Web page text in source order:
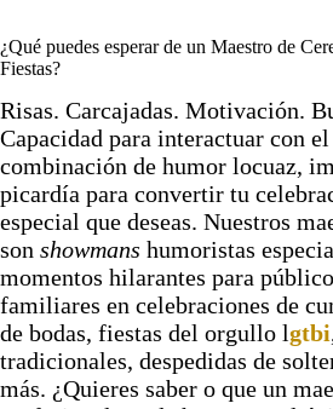
¿Qué puedes esperar de un Maestro de
Fiestas?
Risas. Carcajadas. Motivación.
Capacidad para interactuar con
combinación de humor locuaz,
picardía para convertir tu
especial que deseas. Nuestros
son showmans humoristas
momentos hilarantes para
familiares en celebraciones de
de bodas, fiestas del orgullo lgtbi
tradicionales, despedidas de
más. ¿Quieres saber o que un